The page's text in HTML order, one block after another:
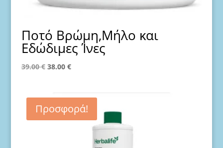
Ποτό Βρώμη,Μήλο και
Εδώδιμες Ίνες
39.00€ Original
39.00 €.
38.00 €Η
είναι:
38.00 €.
Προσφορά!